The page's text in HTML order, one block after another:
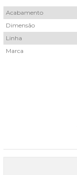
Acabamento
Dimensão
Linha
Marca